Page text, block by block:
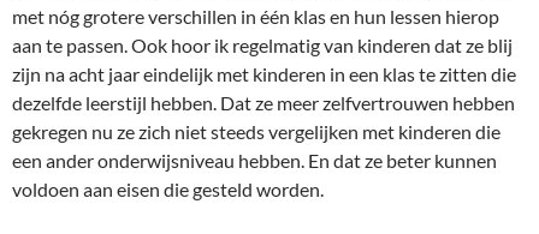
met nóg grotere verschillen in één klas en hun lessen hierop
aan te passen. Ook hoor ik regelmatig van kinderen dat ze blij
zijn na acht jaar eindelijk met kinderen in een klas te zitten die
dezelfde leerstijl hebben. Dat ze meer zelfvertrouwen hebben
gekregen nu ze zich niet steeds vergelijken met kinderen die
een ander onderwijsniveau hebben. En dat ze beter kunnen
voldoen aan eisen die gesteld worden.